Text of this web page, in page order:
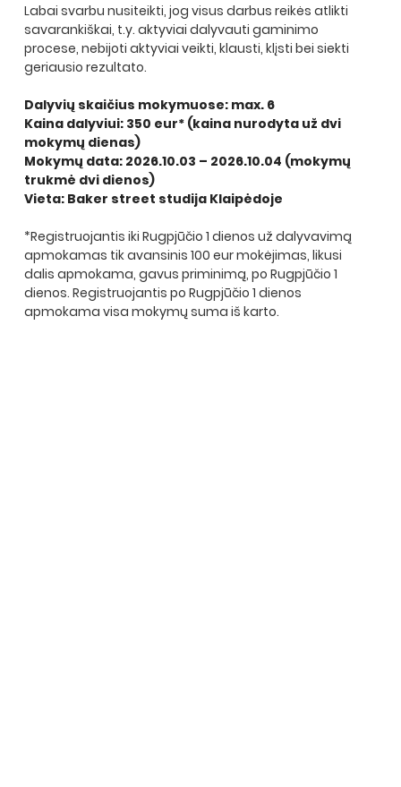
Labai svarbu nusiteikti, jog visus darbus reikės atlikti
savarankiškai, t.y. aktyviai dalyvauti gaminimo
procese, nebijoti aktyviai veikti, klausti, klįsti bei siekti
geriausio rezultato.
Dalyvių skaičius mokymuose: max. 6
Kaina dalyviui: 350 eur* (kaina nurodyta už dvi
mokymų dienas)
Mokymų data: 2026.10.03 – 2026.10.04 (mokymų
trukmė dvi dienos)
Vieta: Baker street studija Klaipėdoje
*Registruojantis iki Rugpjūčio 1 dienos už dalyvavimą
apmokamas tik avansinis 100 eur mokėjimas, likusi
dalis apmokama, gavus priminimą, po Rugpjūčio 1
dienos. Registruojantis po Rugpjūčio 1 dienos
apmokama visa mokymų suma iš karto.